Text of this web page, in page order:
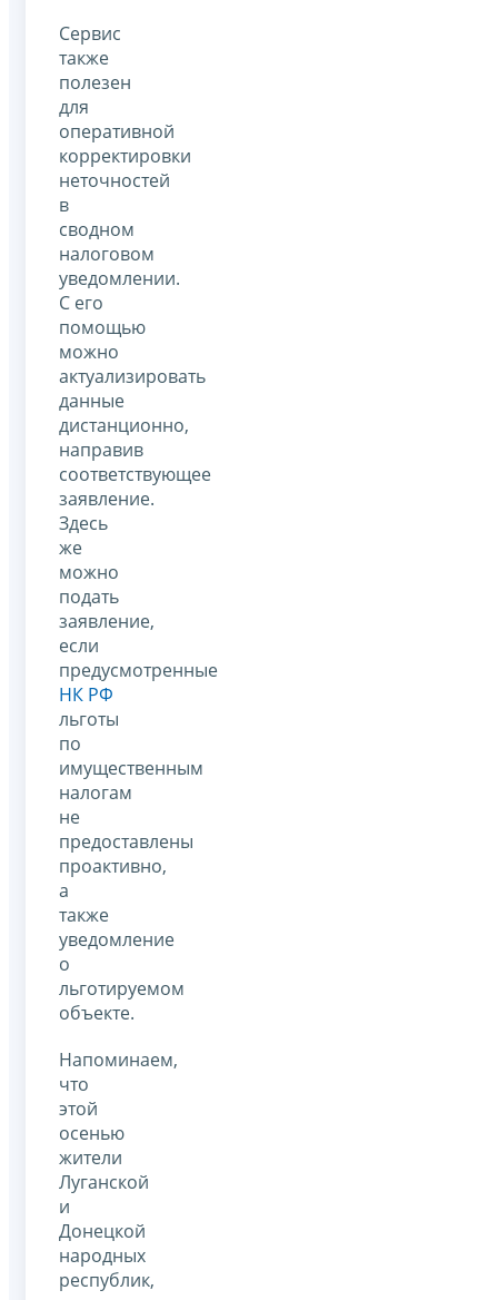
Сервис
также
полезен
для
оперативной
корректировки
неточностей
в
сводном
налоговом
уведомлении.
С его
помощью
можно
актуализировать
данные
дистанционно,
направив
соответствующее
заявление.
Здесь
же
можно
подать
заявление,
если
предусмотренные
НК РФ
льготы
по
имущественным
налогам
не
предоставлены
проактивно,
а
также
уведомление
о
льготируемом
объекте.
Напоминаем,
что
этой
осенью
жители
Луганской
и
Донецкой
народных
республик,